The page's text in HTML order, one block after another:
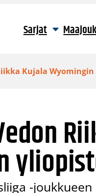
Sarjat
Kujala
-